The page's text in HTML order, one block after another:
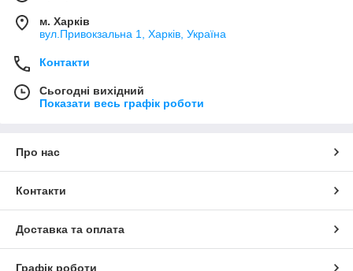
м. Харків
вул.Привокзальна 1, Харків, Україна
Контакти
Сьогодні вихідний
Показати весь графік роботи
Про нас
Контакти
Доставка та оплата
Графік роботи